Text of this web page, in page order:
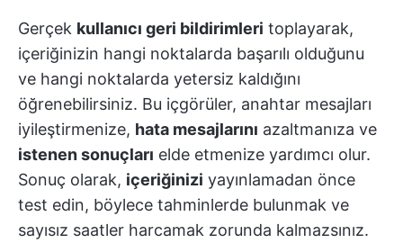
Gerçek kullanıcı geri bildirimleri toplayarak,
içeriğinizin hangi noktalarda başarılı olduğunu
ve hangi noktalarda yetersiz kaldığını
öğrenebilirsiniz. Bu içgörüler, anahtar mesajları
iyileştirmenize, hata mesajlarını azaltmanıza ve
istenen sonuçları elde etmenize yardımcı olur.
Sonuç olarak, içeriğinizi yayınlamadan önce
test edin, böylece tahminlerde bulunmak ve
sayısız saatler harcamak zorunda kalmazsınız.